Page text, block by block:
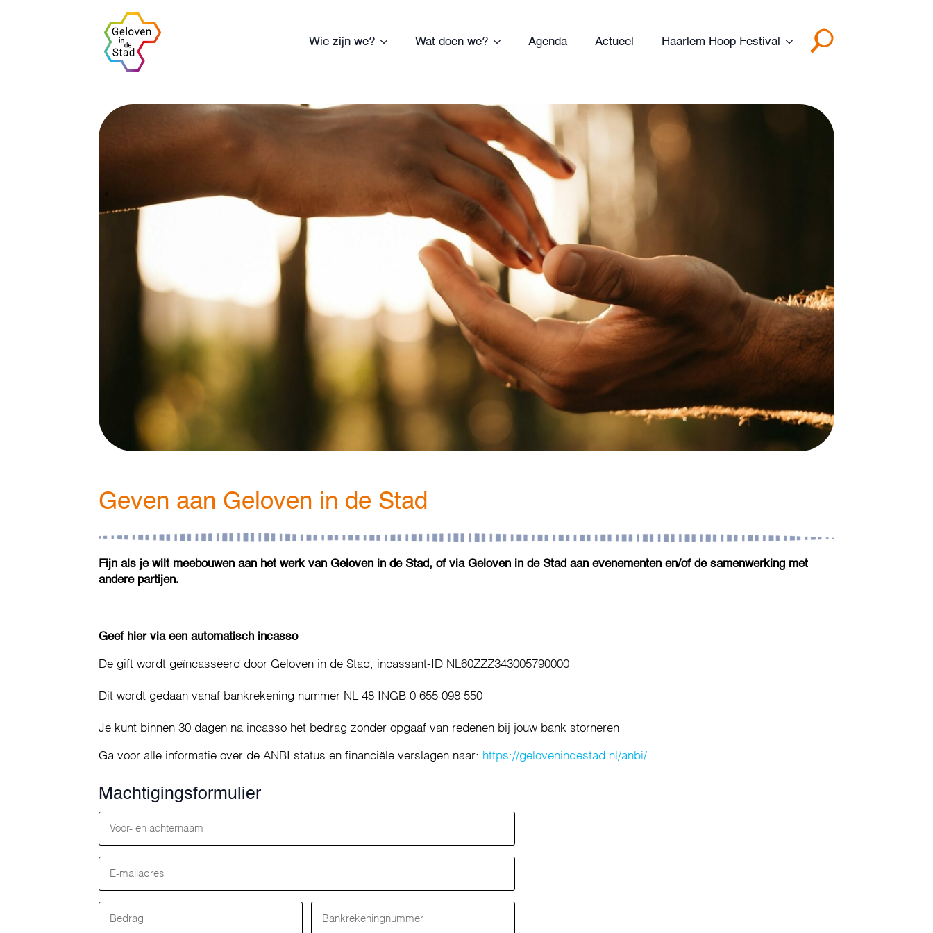
Wie zijn we? Wat doen we? Agenda Actueel Haarlem Hoop Festival
Geven aan Geloven in de Stad
Fijn als je wilt meebouwen aan het werk van Geloven in de Stad, of via Geloven in de Stad aan evenementen en/of de samenwerking met
andere partijen.
Geef hier via een automatisch incasso
De gift wordt geïncasseerd door Geloven in de Stad, incassant-ID NL60ZZZ343005790000
Dit wordt gedaan vanaf bankrekening nummer NL 48 INGB 0 655 098 550
Je kunt binnen 30 dagen na incasso het bedrag zonder opgaaf van redenen bij jouw bank storneren
Ga voor alle informatie over de ANBI status en financiële verslagen naar: https://gelovenindestad.nl/anbi/
Machtigingsformulier
Voor
+
achternaam
(Vereist)
mailadres
(Vereist)
Bedrag Bankrekeningnummer